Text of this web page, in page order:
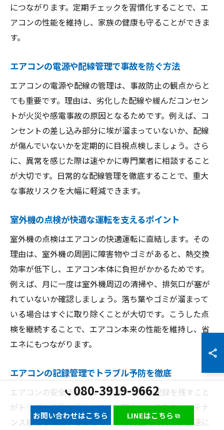
につながります。定期チェックを習慣化することで、エ
アコンの性能を維持し、家族の健康も守ることができま
す。
エアコンの電源や配線管理で事故を防ぐ方法
エアコンの電源や配線の管理は、事故防止の観点からと
ても重要です。理由は、劣化した配線や緩んだコンセン
トが火災や感電事故の原因となるためです。例えば、コ
ンセントの差し込み部分に埃が溜まっていないか、配線
が傷んでいないかを定期的に目視点検しましょう。さら
に、異常を感じた際は速やかに専門業者に相談すること
が大切です。日常的な配線管理を徹底することで、重大
な事故リスクを大幅に軽減できます。
室外機の点検が快適な運転を支えるポイント
室外機の点検はエアコンの快適運転に直結します。その
理由は、室外機の周囲に障害物やゴミがあると、熱交換
効率が低下し、エアコン本体に負担がかかるためです。
例えば、月に一度は室外機周辺の清掃や、排気口が塞が
れていないか確認しましょう。落ち葉やゴミが溜まって
いる場合はすぐに取り除くことが大切です。こうした点
検を継続することで、エアコン本来の性能を維持し、省
エネにもつながります。
エアコンの記録管理でトラブル予防を徹底
エアコンの安全点検では、点検や清掃の記録を残すこと
がトラブル予防に役立ちます。理由は、過去のメンテナ
ンス履歴を把握することで、異常発生時の対応が迅速に
080-3919-9662
お問い合わせはこちら LINEはこちら